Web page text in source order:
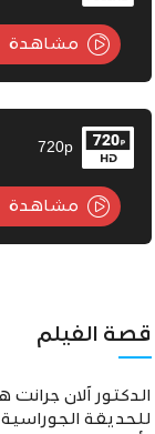
مشاهدة
720p
مشاهدة
قصة الفيلم
الدكتور آلان
للحديقة